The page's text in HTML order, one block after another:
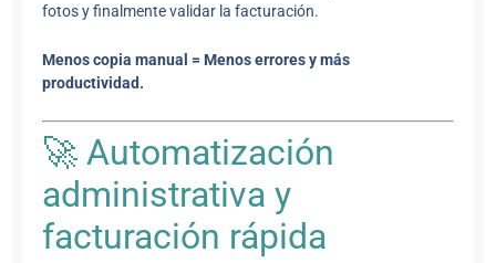
fotos y finalmente validar la facturación.
Menos copia manual = Menos errores y más
productividad.
🚀 Automatización
administrativa y
facturación rápida